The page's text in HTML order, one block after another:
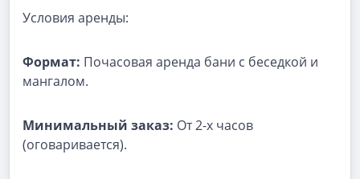
Условия аренды:
Формат: Почасовая аренда бани с беседкой и
мангалом.
Минимальный заказ: От 2-х часов
(оговаривается).